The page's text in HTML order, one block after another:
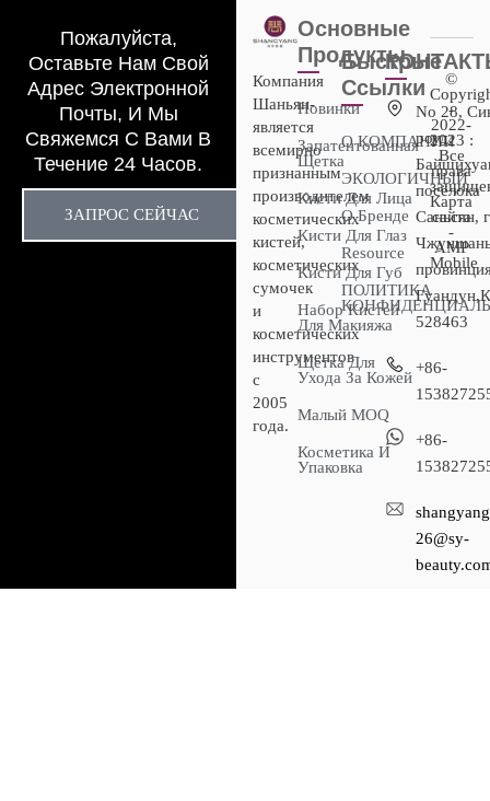
Пожалуйста,
Оставьте Нам Свой
Адрес Электронной
Почты, И Мы
Свяжемся С Вами В
Течение 24 Часов.
ЗАПРОС СЕЙЧАС
Компания
Шаньян-
является
всемирно
признанным
производителем
косметических
кистей,
косметических
сумочек
и
косметических
инструментов
с
2005
года.
Основные
Продукты
Новинки
Запатентованная
Щетка
Кисти Для Лица
Кисти Для Глаз
Кисти Для Губ
Набор Кистей
Для Макияжа
Щетка Для
Ухода За Кожей
Малый MOQ
Косметика И
Упаковка
Быстрые
Ссылки
О КОМПАНИИ
ЭКОЛОГИЧНЫЙ
О Бренде
Resource
ПОЛИТИКА
No 28,
роуд,
посёлока
Саньсян,
528463
+86-
+86-
26@sy-
©
-
2022-
2023 :
Все
права
Карта
сайта
-
AMP
Mobile